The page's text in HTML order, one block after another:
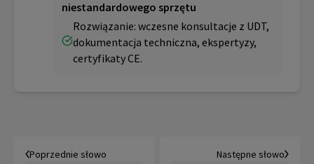
niestandardowego sprzętu
Rozwiązanie: wczesne konsultacje z UDT,
dokumentacja techniczna, ekspertyzy,
certyfikaty CE.
Poprzednie słowo Następne słowo